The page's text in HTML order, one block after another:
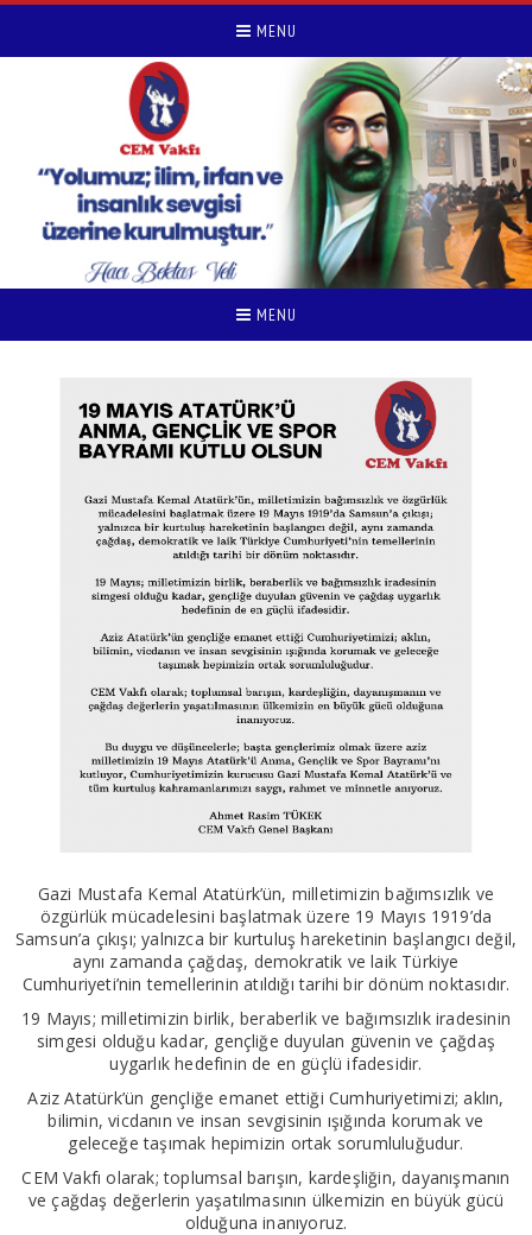
MENU
MENU
Gazi Mustafa Kemal Atatürk’ün, milletimizin bağımsızlık ve
özgürlük mücadelesini başlatmak üzere 19 Mayıs 1919’da
Samsun’a çıkışı; yalnızca bir kurtuluş hareketinin başlangıcı değil,
aynı zamanda çağdaş, demokratik ve laik Türkiye
Cumhuriyeti’nin temellerinin atıldığı tarihi bir dönüm noktasıdır.
19 Mayıs; milletimizin birlik, beraberlik ve bağımsızlık iradesinin
simgesi olduğu kadar, gençliğe duyulan güvenin ve çağdaş
uygarlık hedefinin de en güçlü ifadesidir.
Aziz Atatürk’ün gençliğe emanet ettiği Cumhuriyetimizi; aklın,
bilimin, vicdanın ve insan sevgisinin ışığında korumak ve
geleceğe taşımak hepimizin ortak sorumluluğudur.
CEM Vakfı olarak; toplumsal barışın, kardeşliğin, dayanışmanın
ve çağdaş değerlerin yaşatılmasının ülkemizin en büyük gücü
olduğuna inanıyoruz.